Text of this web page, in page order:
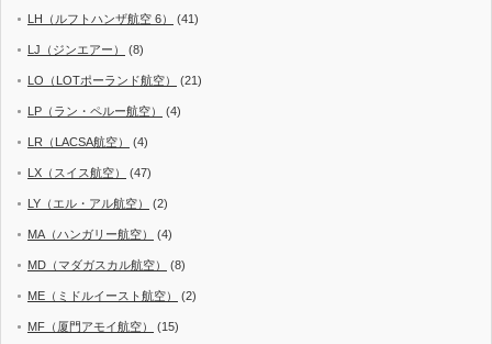
LH（ルフトハンザ航空 6） (41)
LJ（ジンエアー） (8)
LO（LOTポーランド航空） (21)
LP（ラン・ペルー航空） (4)
LR（LACSA航空） (4)
LX（スイス航空） (47)
LY（エル・アル航空） (2)
MA（ハンガリー航空） (4)
MD（マダガスカル航空） (8)
ME（ミドルイースト航空） (2)
MF（厦門アモイ航空） (15)